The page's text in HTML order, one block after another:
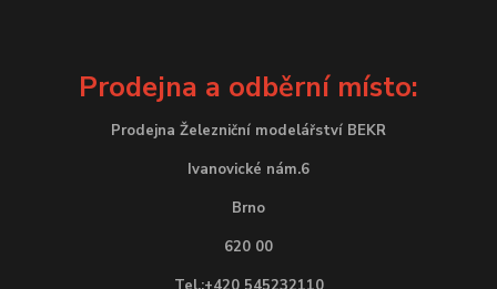
Prodejna a odběrní místo:
Prodejna Železniční modelářství BEKR
Ivanovické nám.6
Brno
620 00